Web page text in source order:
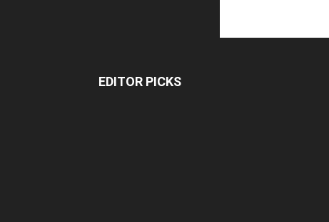
EDITOR PICKS